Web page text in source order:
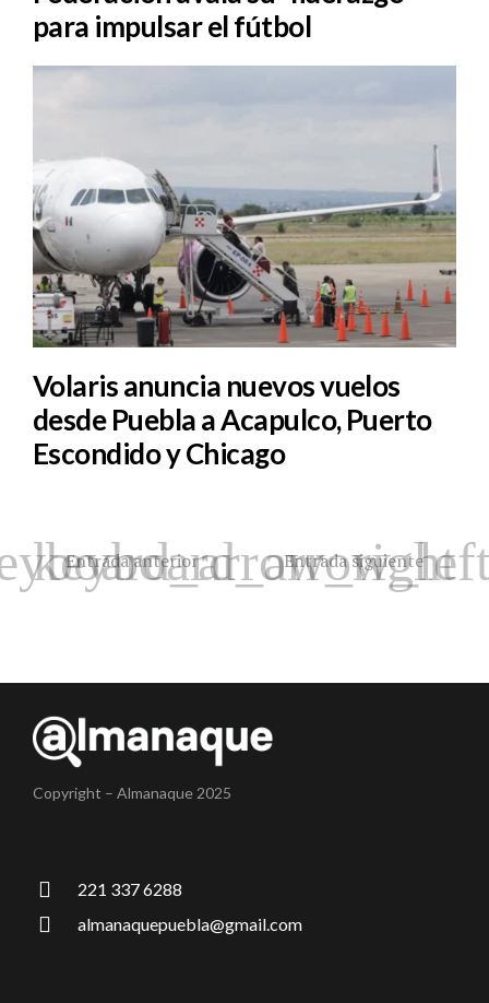
para impulsar el fútbol
Volaris anuncia nuevos vuelos
desde Puebla a Acapulco, Puerto
Escondido y Chicago
Entrada anterior Entrada siguiente
Copyright – Almanaque 2025
221 337 6288
almanaquepuebla@gmail.com